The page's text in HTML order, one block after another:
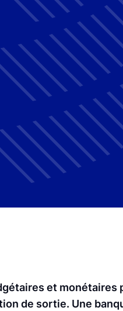
et monétaires
de sortie. Une